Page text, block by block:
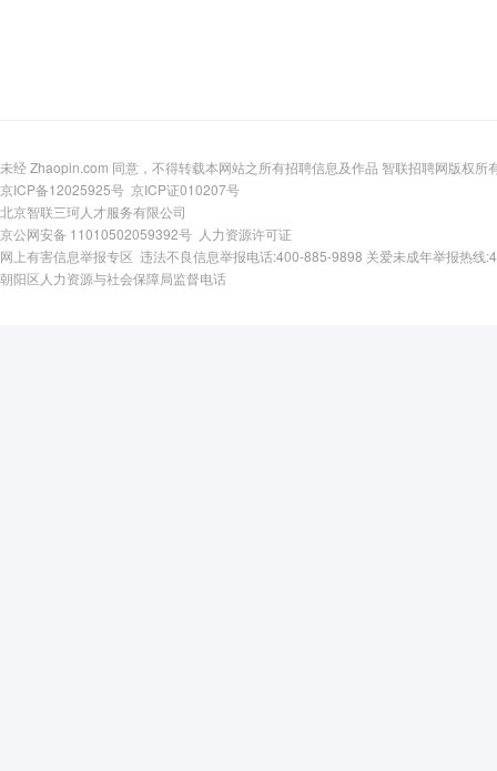
未经 Zhaopin.com 同意，不得转载本网站之所有招聘信息及作品 智联招聘网版权所
京ICP备12025925号 京ICP证010207号
北京智联三珂人才服务有限公司
京公网安备 11010502059392号 人力资源许可证
网上有害信息举报专区 违法不良信息举报电话:400-885-9898 关爱未成年举报热线
朝阳区人力资源与社会保障局监督电话